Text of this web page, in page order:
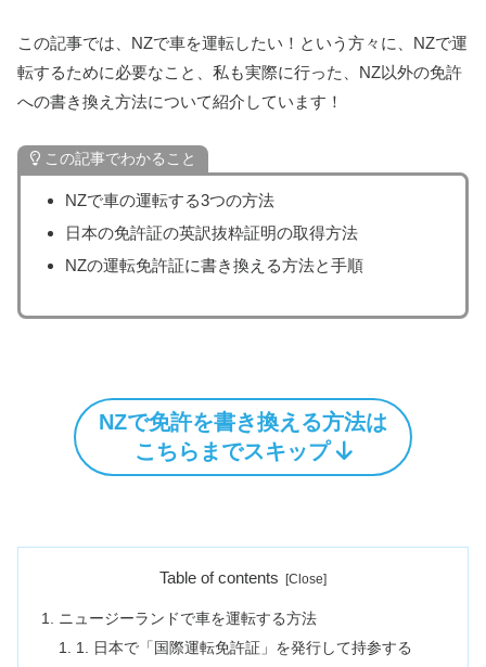
この記事では、NZで車を運転したい！という方々に、NZで運
転するために必要なこと、私も実際に行った、NZ以外の免許
への書き換え方法について紹介しています！
この記事でわかること
NZで車の運転する3つの方法
日本の免許証の英訳抜粋証明の取得方法
NZの運転免許証に書き換える方法と手順
NZで免許を書き換える方法は
こちらまでスキップ
Table of contents
ニュージーランドで車を運転する方法
1. 日本で「国際運転免許証」を発行して持参する